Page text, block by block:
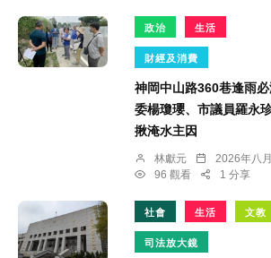
政治 生活
財經及消費
神岡中山路360巷逢雨
委楊瓊瓔、市議員羅永
揪淹水主因
林獻元
2026年八
96 觀看
1 分享
社會 生活 文教
司法放大鏡